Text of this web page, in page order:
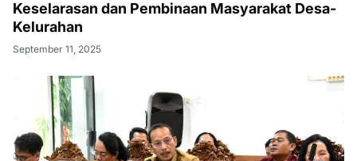
Keselarasan dan Pembinaan Masyarakat Desa-
Kelurahan
September 11, 2025